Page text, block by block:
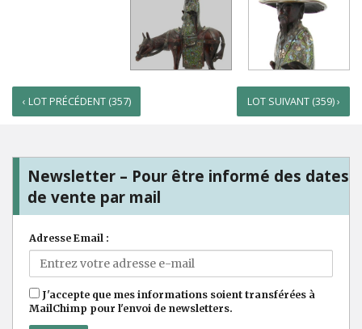
‹ LOT PRÉCÉDENT (357) LOT SUIVANT (359) ›
Newsletter – Pour être informé des dates
de vente par mail
Adresse Email :
J'accepte que mes informations soient transférées à
MailChimp pour l'envoi de newsletters.